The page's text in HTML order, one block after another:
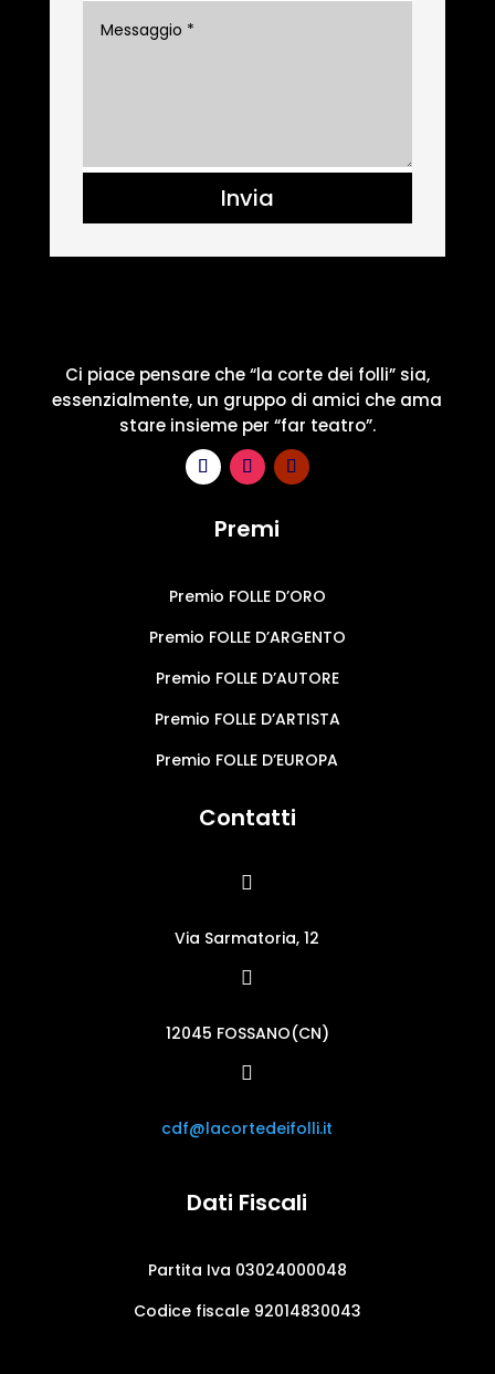
Invia
Ci piace pensare che “la corte dei folli” sia,
essenzialmente, un gruppo di amici che ama
stare insieme per “far teatro”.
Premi
Premio FOLLE D’ORO
Premio FOLLE D’ARGENTO
Premio FOLLE D’AUTORE
Premio FOLLE D’ARTISTA
Premio FOLLE D’EUROPA
Contatti

Via Sarmatoria, 12

12045 FOSSANO(CN)

cdf@lacortedeifolli.it
Dati Fiscali
Partita Iva 03024000048
Codice fiscale 92014830043